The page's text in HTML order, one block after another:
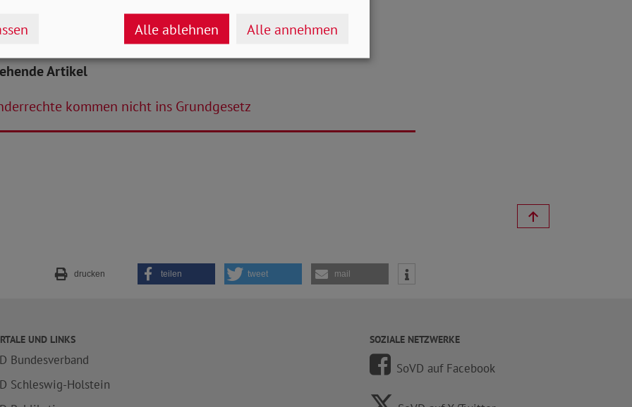
Draheim
Artikel
kommen nicht ins Grundgesetz
drucken teilen tweet mail
UND LINKS
Bundesverband
Schleswig-Holstein
SOZIALE NETZWERKE
SoVD auf Facebook
Alle ablehnen Alle annehmen